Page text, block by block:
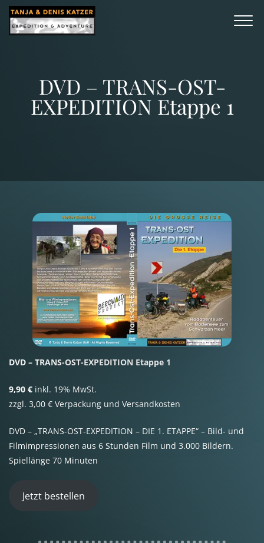
DVD – TRANS-OST-
EXPEDITION Etappe 1
DVD – TRANS-OST-EXPEDITION Etappe 1
9,90 € inkl. 19% MwSt.
zzgl. 3,00 € Verpackung und Versandkosten
DVD – „TRANS-OST-EXPEDITION – DIE 1. ETAPPE“ – Bild- und
Filmimpressionen aus 6 Stunden Film und 3.000 Bildern.
Spiellänge 70 Minuten
Jetzt bestellen